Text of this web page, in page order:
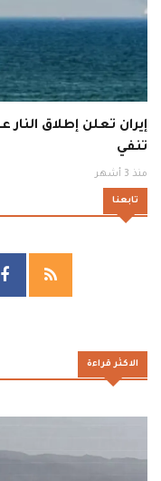
إيران تعلن إطلاق
تنفي
منذ 3 أشهر
تابعنا
الاكثر قراءة